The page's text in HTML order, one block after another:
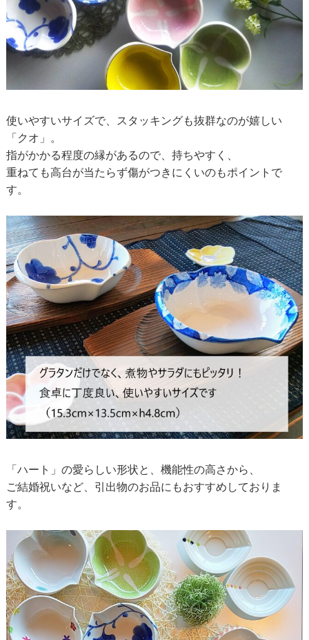
使いやすいサイズで、スタッキングも抜群なのが嬉しい
「クオ」。
指がかかる程度の縁があるので、持ちやすく、
重ねても高台が当たらず傷がつきにくいのもポイントで
す。
「ハート」の愛らしい形状と、機能性の高さから、
ご結婚祝いなど、引出物のお品にもおすすめしておりま
す。